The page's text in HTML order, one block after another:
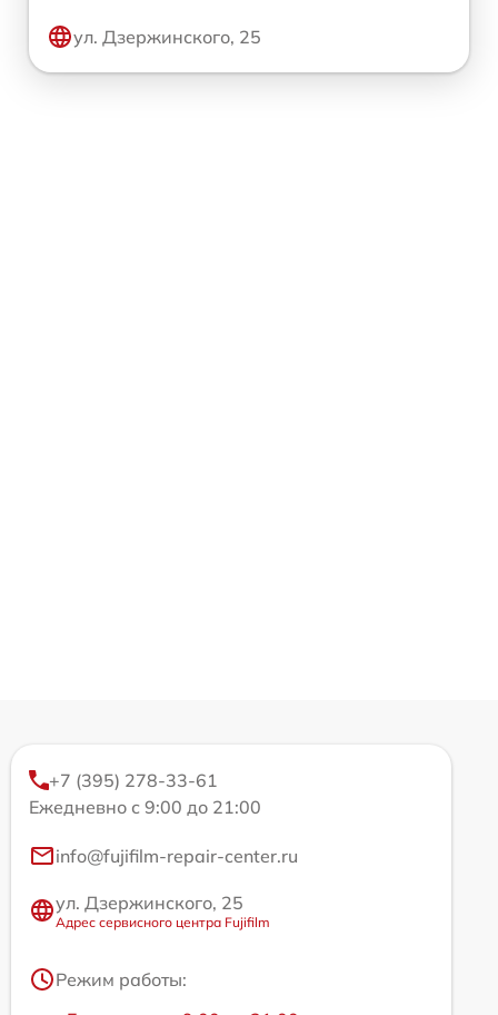
ул. Дзержинского, 25
+7 (395) 278-33-61
Ежедневно с 9:00 до 21:00
info@fujifilm-repair-center.ru
ул. Дзержинского, 25
Адрес сервисного центра Fujifilm
Режим работы: